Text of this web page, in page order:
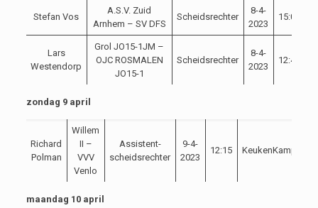
Stefan Vos
A.S.V. Zuid
Arnhem – SV DFS
Scheidsrechter
8-4-
2023
15:00
Lars
Westendorp
Grol JO15-1JM –
OJC ROSMALEN
JO15-1
Scheidsrechter
8-4-
2023
12:45
zondag 9 april
Richard
Polman
Willem
II –
VVV
Venlo
Assistent-
scheidsrechter
9-4-
2023
12:15
maandag 10 april